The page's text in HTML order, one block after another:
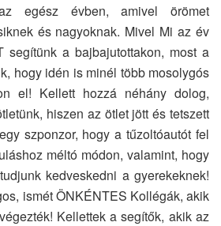
egész évben, amivel örömet
és nagyoknak. Mivel Mi az év
segítünk a bajbajutottakon, most a
hogy idén is minél több mosolygós
el! Kellett hozzá néhány dolog,
hiszen az ötlet jött és tetszett
szponzor, hogy a tűzoltóautót fel
méltó módon, valamint, hogy
kedveskedni a gyerekeknek!
ismét ÖNKÉNTES Kollégák, akik
Kellettek a segítők, akik az